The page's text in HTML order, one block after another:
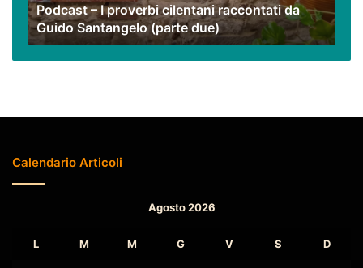
Santangelo
(parte
due)
Podcast – I proverbi cilentani raccontati da
Guido Santangelo (parte due)
Calendario Articoli
Agosto 2026
L M M G V S D